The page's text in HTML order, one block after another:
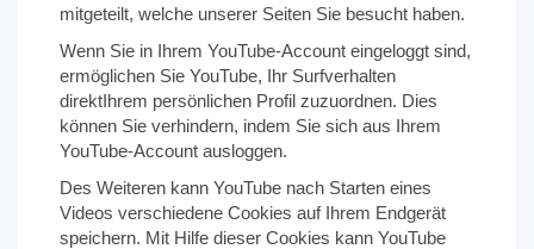
mitgeteilt, welche unserer Seiten Sie besucht haben.
Wenn Sie in Ihrem YouTube-Account eingeloggt sind,
ermöglichen Sie YouTube, Ihr Surfverhalten
direktIhrem persönlichen Profil zuzuordnen. Dies
können Sie verhindern, indem Sie sich aus Ihrem
YouTube-Account ausloggen.
Des Weiteren kann YouTube nach Starten eines
Videos verschiedene Cookies auf Ihrem Endgerät
speichern. Mit Hilfe dieser Cookies kann YouTube